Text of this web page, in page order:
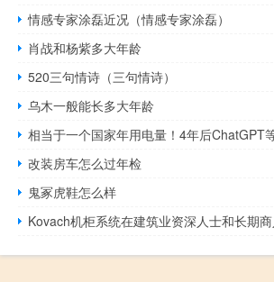
情感专家涂磊近况（情感专家涂磊）
肖战和杨紫多大年龄
520三句情诗（三句情诗）
乌木一般能长多大年龄
相当于一个国家年用电量！4年后ChatGPT
改装房车怎么过年检
鬼冢虎鞋怎么样